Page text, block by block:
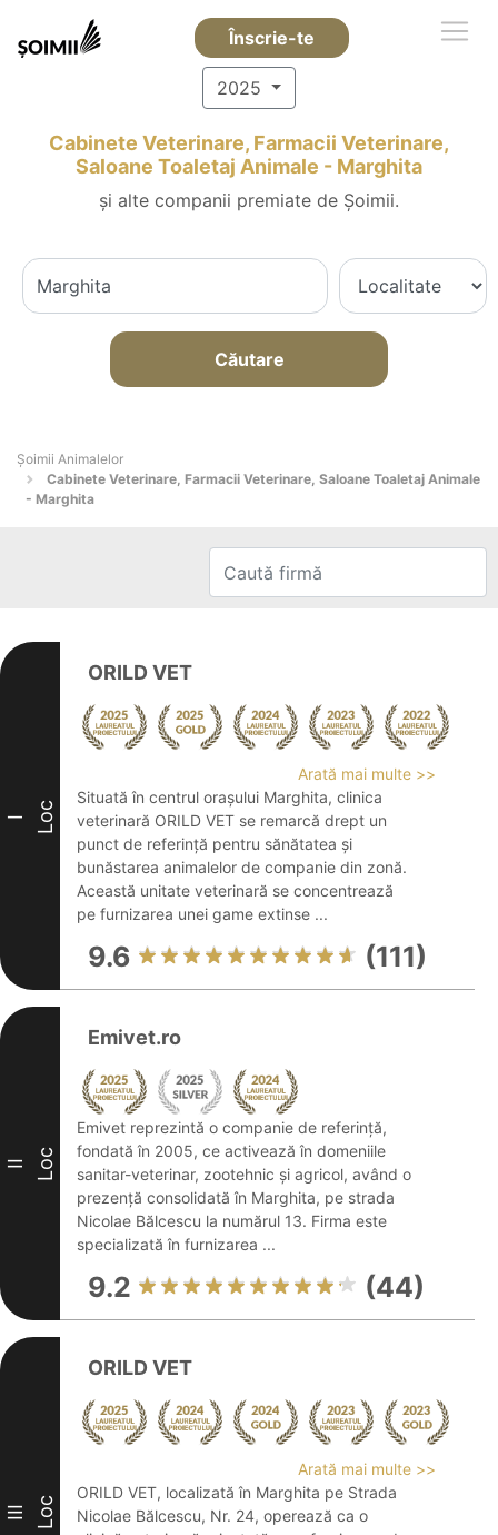
Înscrie-te
2025
Cabinete Veterinare, Farmacii Veterinare,
Saloane Toaletaj Animale - Marghita
și alte companii premiate de Șoimii.
Căutare
Şoimii Animalelor
Cabinete Veterinare, Farmacii Veterinare, Saloane Toaletaj Animale
- Marghita
I Loc
ORILD VET
Arată mai multe >>
Situată în centrul orașului Marghita, clinica
veterinară ORILD VET se remarcă drept un
punct de referință pentru sănătatea și
bunăstarea animalelor de companie din zonă.
Această unitate veterinară se concentrează
pe furnizarea unei game extinse ...
9.6 (111)
II Loc
Emivet.ro
Emivet reprezintă o companie de referință,
fondată în 2005, ce activează în domeniile
sanitar-veterinar, zootehnic și agricol, având o
prezență consolidată în Marghita, pe strada
Nicolae Bălcescu la numărul 13. Firma este
specializată în furnizarea ...
9.2 (44)
III Loc
ORILD VET
Arată mai multe >>
ORILD VET, localizată în Marghita pe Strada
Nicolae Bălcescu, Nr. 24, operează ca o